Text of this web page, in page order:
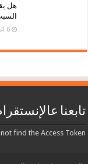
هل
6 أغسطس، 2018
تابعنا
find the Access Token!